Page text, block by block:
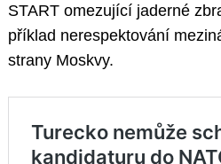
START omezující jaderné
příklad nerespektování
strany Moskvy.